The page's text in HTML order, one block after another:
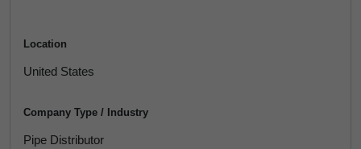
Location
United States
Company Type / Industry
Pipe Distributor